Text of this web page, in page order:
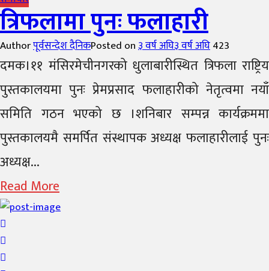
त्रिफलामा पुनः फलाहारी
Authorपूर्वसन्देश दैनिकPosted on३ वर्ष अघि३ वर्ष अघि423
दमक।११ मंसिरमेचीनगरको धुलाबारीस्थित त्रिफला राष्ट्रिय
पुस्तकालयमा पुनः प्रेमप्रसाद फलाहारीको नेतृत्वमा नयाँ
समिति गठन भएको छ ।शनिबार सम्पन्न कार्यक्रममा
पुस्तकालयमै समर्पित संस्थापक अध्यक्ष फलाहारीलाई पुनः
अध्यक्ष...
Read More